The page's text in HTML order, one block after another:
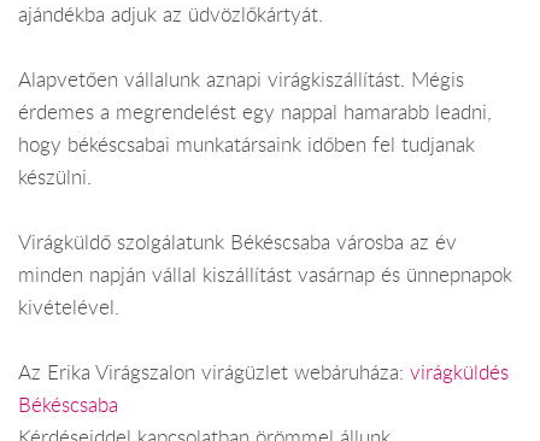
ajándékba adjuk az üdvözlőkártyát.
Alapvetően vállalunk aznapi virágkiszállítást. Mégis
érdemes a megrendelést egy nappal hamarabb leadni,
hogy békéscsabai munkatársaink időben fel tudjanak
készülni.
Virágküldő szolgálatunk Békéscsaba városba az év
minden napján vállal kiszállítást vasárnap és ünnepnapok
kivételével.
Az Erika Virágszalon virágüzlet webáruháza: virágküldés
Békéscsaba